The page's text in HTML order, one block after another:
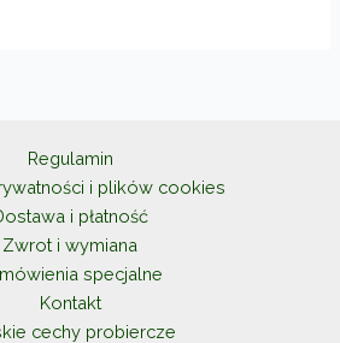
na
stronie
produktu
Regulamin
i plików cookies
i płatność
Zwrot i wymiana
specjalne
Kontakt
cechy probiercze